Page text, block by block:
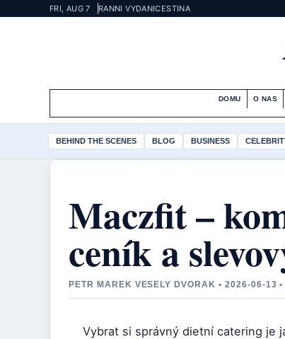
FRI, AUG 7 RANNI VYDANICESTINA
DOMU O NAS
BEHIND THE SCENES BLOG BUSINESS
Maczfit –
ceník a
PETR MAREK VESELY DVORAK • 2026-06-13
Vybrat si správný dietní catering je